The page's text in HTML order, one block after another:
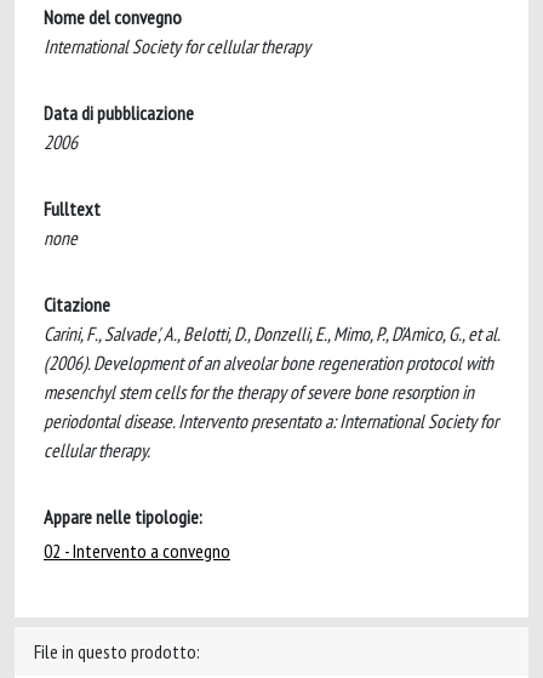
Nome del convegno
International Society for cellular therapy
Data di pubblicazione
2006
Fulltext
none
Citazione
Carini, F., Salvade', A., Belotti, D., Donzelli, E., Mimo, P., D’Amico, G., et al.
(2006). Development of an alveolar bone regeneration protocol with
mesenchyl stem cells for the therapy of severe bone resorption in
periodontal disease. Intervento presentato a: International Society for
cellular therapy.
Appare nelle tipologie:
02 - Intervento a convegno
File in questo prodotto: